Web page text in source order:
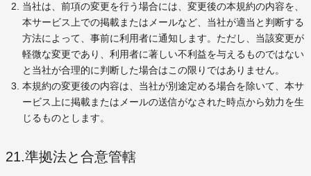
当社は、前項の変更を行う場合には、変更後の本規約の内容を、
本サービス上での掲載またはメールなど、当社が適当と判断する
方法によって、事前に利用者に通知します。ただし、当該変更が
軽微な変更であり、利用者に著しい不利益を与えるものではない
と当社が合理的に判断した場合はこの限りではありません。
本規約の変更後の内容は、当社が別途定める場合を除いて、本サ
ービス上に掲載またはメールの送信がなされた時点から効力を生
じるものとします。
21.準拠法と合意管轄